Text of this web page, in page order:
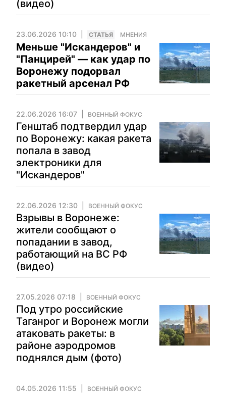
(видео)
23.06.2026 10:10 CТАТЬЯ МНЕНИЯ
Меньше "Искандеров" и
"Панцирей" — как удар по
Воронежу подорвал
ракетный арсенал РФ
22.06.2026 16:07 ВОЕННЫЙ ФОКУС
Генштаб подтвердил удар
по Воронежу: какая ракета
попала в завод
электроники для
"Искандеров"
22.06.2026 12:30 ВОЕННЫЙ ФОКУС
Взрывы в Воронеже:
жители сообщают о
попадании в завод,
работающий на ВС РФ
(видео)
27.05.2026 07:18 ВОЕННЫЙ ФОКУС
Под утро российские
Таганрог и Воронеж могли
атаковать ракеты: в
районе аэродромов
поднялся дым (фото)
04.05.2026 11:55 ВОЕННЫЙ ФОКУС